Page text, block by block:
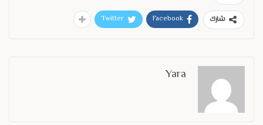
شارك Facebook
Twitter
Yara